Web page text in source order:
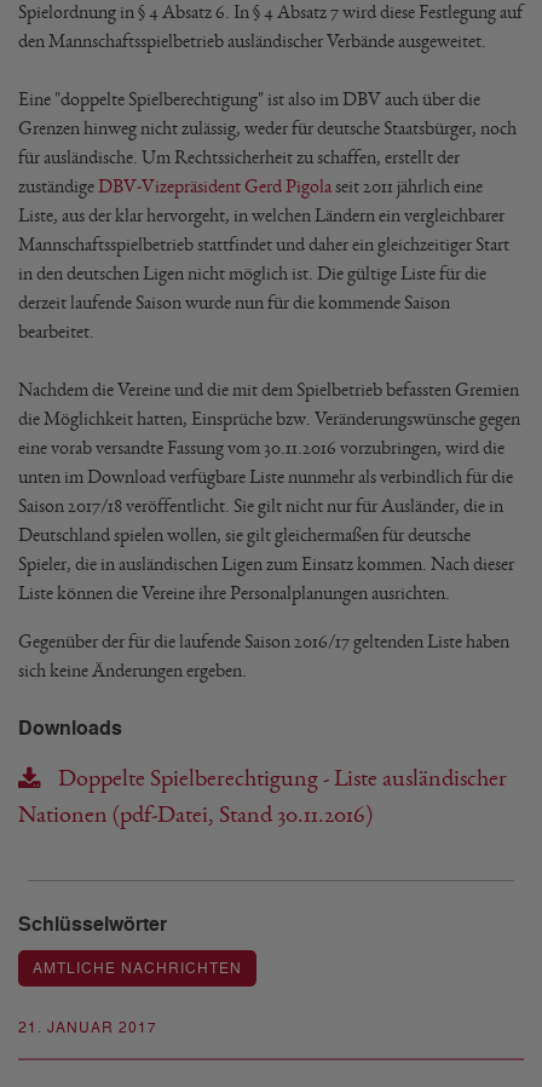
21. JANUAR 2017
Spielordnung in § 4 Absatz 6. In § 4 Absatz 7 wird diese Festlegung auf
den Mannschaftsspielbetrieb ausländischer Verbände ausgeweitet.
Eine "doppelte Spielberechtigung" ist also im DBV auch über die
Grenzen hinweg nicht zulässig, weder für deutsche Staatsbürger, noch
für ausländische. Um Rechtssicherheit zu schaffen, erstellt der
zuständigeDBV-Vizepräsident Gerd Pigola seit 2011 jährlich eine
Liste, aus der klar hervorgeht, in welchen Ländern ein vergleichbarer
Mannschaftsspielbetrieb stattfindet und daher ein gleichzeitiger Start
in den deutschen Ligen nicht möglich ist. Die gültige Liste für die
derzeit laufende Saison wurde nun für die kommende Saison
bearbeitet.
Nachdem die Vereine und die mit dem Spielbetrieb befassten Gremien
die Möglichkeit hatten, Einsprüche bzw. Veränderungswünsche gegen
eine vorab versandte Fassung vom 30.11.2016 vorzubringen, wird die
unten im Download verfügbare Liste nunmehr als verbindlich für die
Saison 2017/18 veröffentlicht. Sie gilt nicht nur für Ausländer, die in
Deutschland spielen wollen, sie gilt gleichermaßen für deutsche
Spieler, die in ausländischen Ligen zum Einsatz kommen. Nach dieser
Liste können die Vereine ihre Personalplanungen ausrichten.
Gegenüber der für die laufende Saison 2016/17 geltenden Liste haben
sich keine Änderungen ergeben.
Downloads
Doppelte Spielberechtigung - Liste ausländischer
Nationen (pdf-Datei, Stand 30.11.2016)
Schlüsselwörter
AMTLICHE NACHRICHTEN